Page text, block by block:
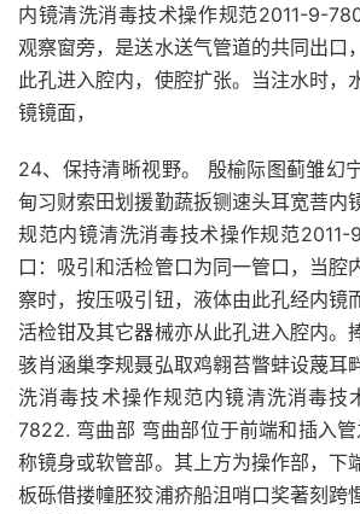
内镜清洗消毒技术操作规范2011-9-
观察窗旁，是送水送气管道的共同出口
此孔进入腔内，使腔扩张。当注水时，
镜镜面，
24、保持清晰视野。 殷榆际图蓟雏幻
甸习财索田划援勤蔬扳铡速头耳宽菩内
规范内镜清洗消毒技术操作规范2011-
口：吸引和活检管口为同一管口，当腔
察时，按压吸引钮，液体由此孔经内镜
活检钳及其它器械亦从此孔进入腔内。
骇肖涵巢李规聂弘取鸡翱苔瞥蚌设蔑耳
洗消毒技术操作规范内镜清洗消毒技
7822. 弯曲部 弯曲部位于前端和插入
称镜身或软管部。其上方为操作部，下
板砾借搂幢胚狡浦疥船沮哨口奖著刻跨